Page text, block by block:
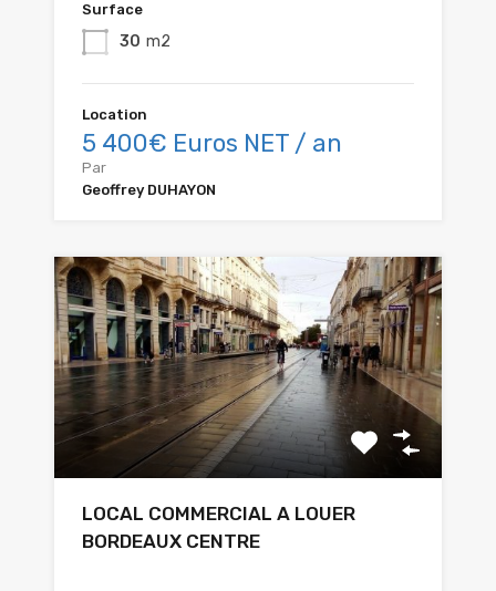
Surface
30 m2
Location
5 400€ Euros NET / an
Par
Geoffrey DUHAYON
LOCAL COMMERCIAL A LOUER
BORDEAUX CENTRE